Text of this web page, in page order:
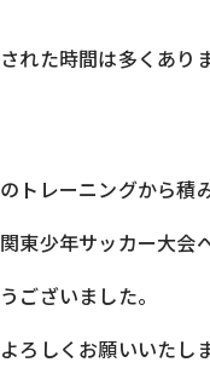
れた時間は多くあり
トレーニングから積
東少年サッカー大会
ございました。
ろしくお願いいたしま